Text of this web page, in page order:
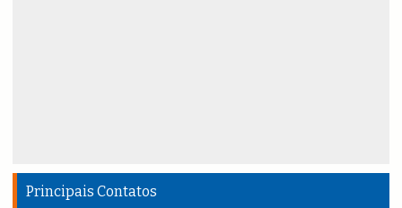
Principais Contatos